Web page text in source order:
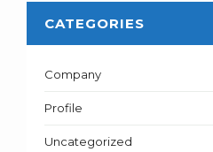
CATEGORIES
Company
Profile
Uncategorized